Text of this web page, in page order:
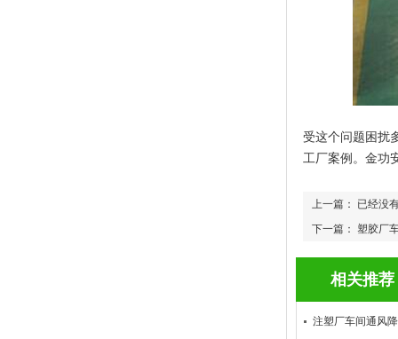
受这个问题困扰
工厂案例。金功
上一篇： 已经没
下一篇： 塑胶厂
相关推荐
注塑厂车间通风